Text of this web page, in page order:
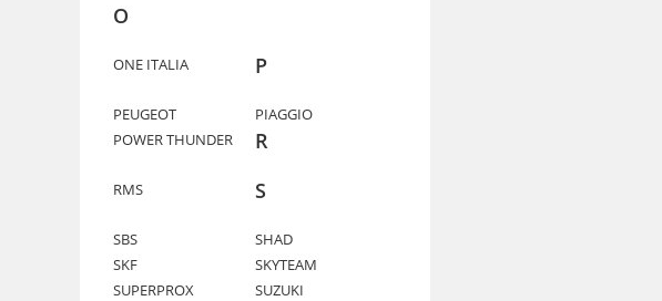
O
ONE ITALIA P
PEUGEOT
PIAGGIO
POWER THUNDER
R
RMS S
SBS
SHAD
SKF
SKYTEAM
SUPERPROX
SUZUKI